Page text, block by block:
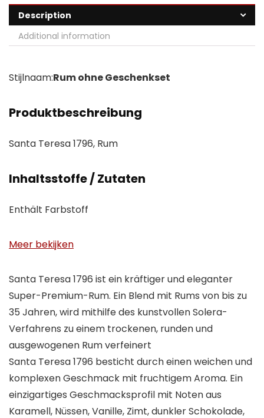
Description
Additional information
Stijlnaam:Rum ohne Geschenkset
Produktbeschreibung
Santa Teresa 1796, Rum
Inhaltsstoffe / Zutaten
Enthält Farbstoff
Meer bekijken
Santa Teresa 1796 ist ein kräftiger und eleganter
Super-Premium-Rum. Ein Blend mit Rums von bis zu
35 Jahren, wird mithilfe des kunstvollen Solera-
Verfahrens zu einem trockenen, runden und
ausgewogenen Rum verfeinert
Santa Teresa 1796 besticht durch einen weichen und
komplexen Geschmack mit fruchtigem Aroma. Ein
einzigartiges Geschmacksprofil mit Noten aus
Karamell, Nüssen, Vanille, Zimt, dunkler Schokolade,